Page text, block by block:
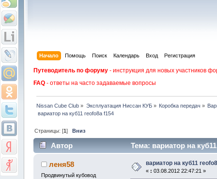
Начало Помощь Поиск Календарь Вход Регистрация
Путеводитель по форуму - инструкция для новых участников
FAQ - ответы на часто задаваемые вопросы
Nissan Cube Club » Эксплуатация Ниссан КУБ» Коробка передач »
вариатор на куб11 reofo8a f154
Страницы: [1]Вниз
Автор Тема: вариатор на
леня58
Продвинутый кубовод
вариатор на куб11
« : 03.08.2012 22:47:21 »